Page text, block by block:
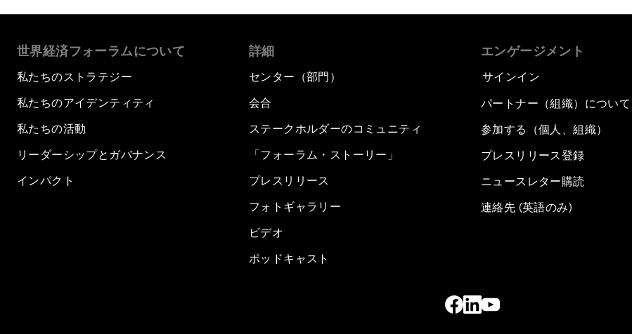
世界経済フォーラムについて
私たちのストラテジー
私たちのアイデンティティ
私たちの活動
リーダーシップとガバナンス
インパクト
詳細
センター（部門）
会合
ステークホルダーのコミュニティ
「フォーラム・ストーリー」
プレスリリース
フォトギャラリー
ビデオ
ポッドキャスト
エンゲージメント
サインイン
パートナー（組織）について
参加する（個人、組織）
プレスリリース登録
ニュースレター購読
連絡先 (英語のみ)